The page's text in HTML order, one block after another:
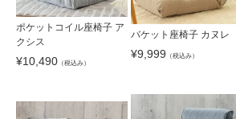
ポケットコイル座椅子 ア
クシス
¥10,490 （税込み）
バケット座椅子 カヌレ
¥9,999 （税込み）